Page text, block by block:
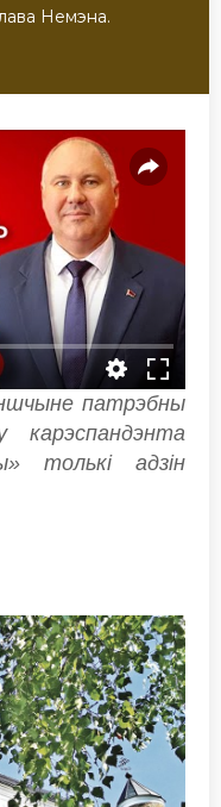
Немэна.
патрэбны
толькi адзiн